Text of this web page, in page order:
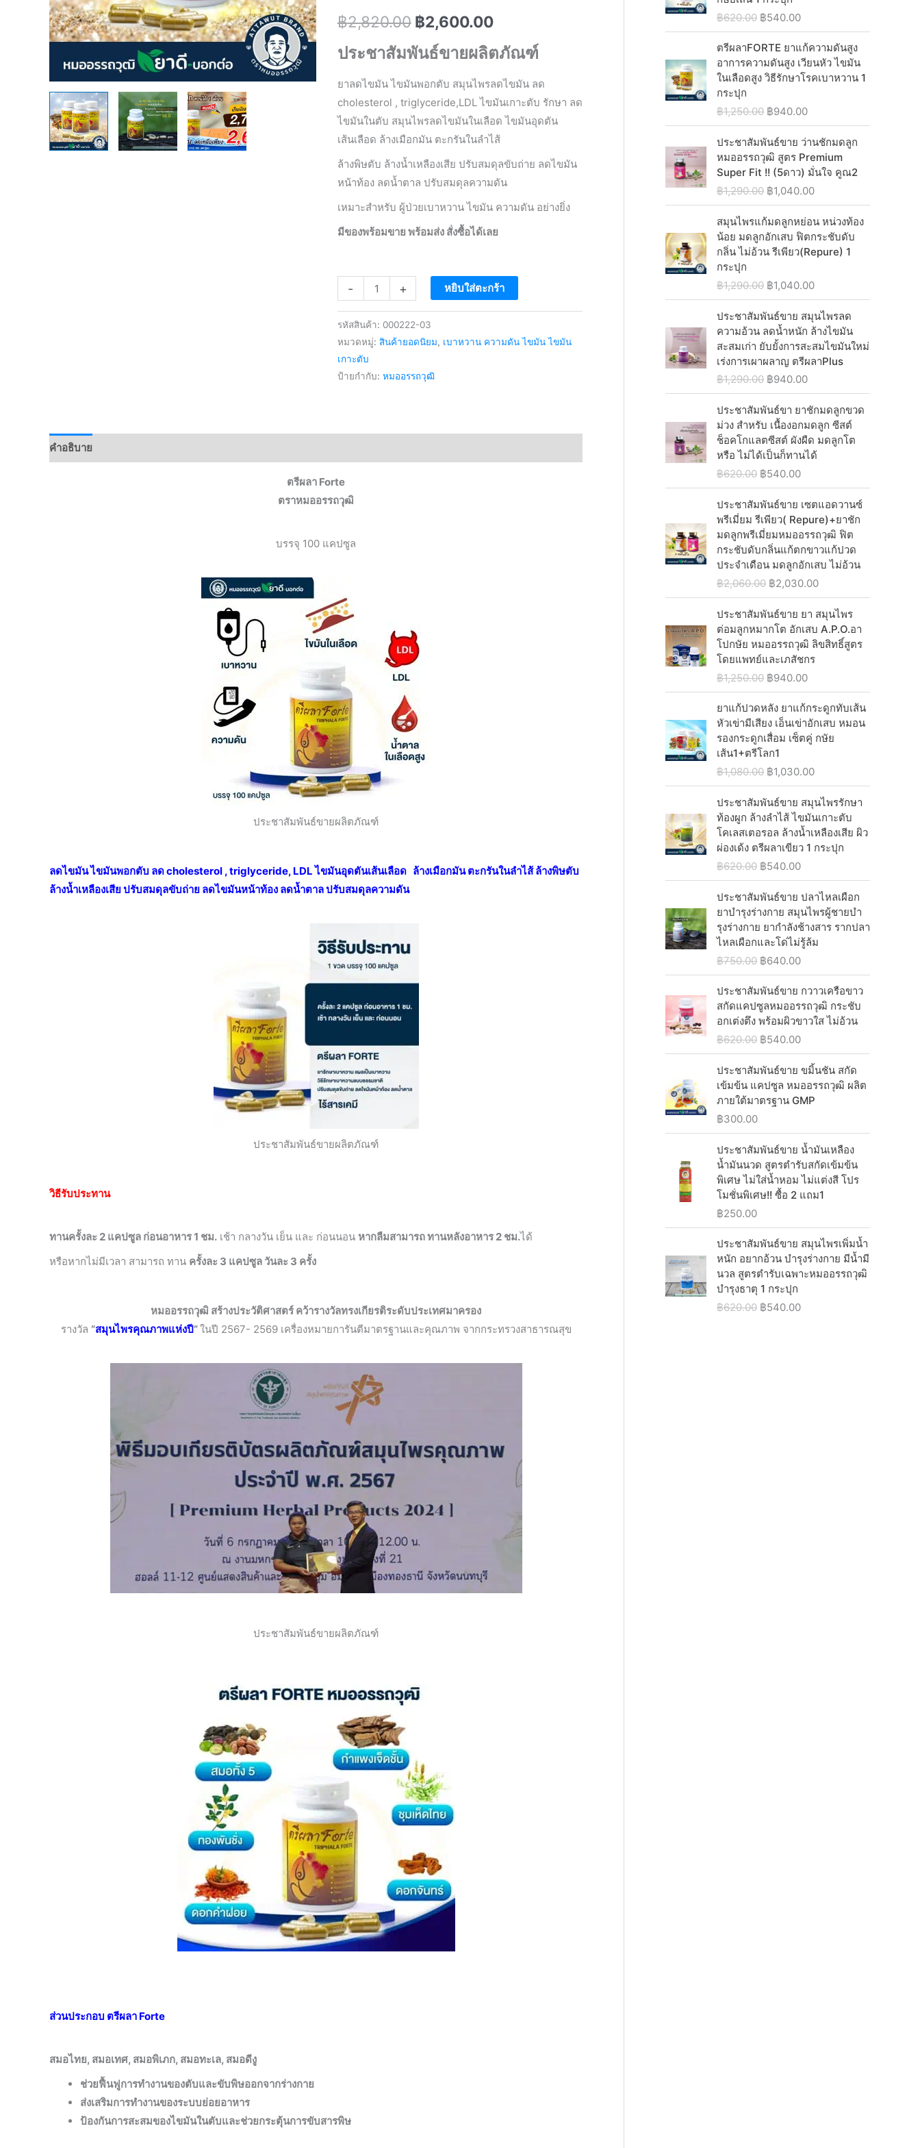
฿2,820.00 Original
price
was:
฿2,820.00.
฿2,600.00Current
price
is:
฿2,600.00.
ประชาสัมพันธ์ขายผลิตภัณฑ์
ยาลดไขมัน ไขมันพอกตับ สมุนไพรลดไขมัน ลด
cholesterol , triglyceride,LDL ไขมันเกาะตับ รักษา ลด
ไขมันในตับ สมุนไพรลดไขมันในเลือด ไขมันอุดตัน
เส้นเลือด ล้างเมือกมัน ตะกรันในลำไส้
ล้างพิษตับ ล้างน้ำเหลืองเสีย ปรับสมดุลขับถ่าย ลดไขมัน
หน้าท้อง ลดน้ำตาล ปรับสมดุลความดัน
เหมาะสำหรับ ผู้ป่วยเบาหวาน ไขมัน ความดัน อย่างยิ่ง
มีของพร้อมขาย พร้อมส่ง สั่งซื้อได้เลย
-
ตรีผลาFORTE
สมุนไพร
ลด
ไข
มัน
วิธี
มัน
ใน
ไข
ตับ
ฟื้นฟู
ไต
รวม
ดี
มา
จาก
ข้าง
ใน
ระบบ
ลัง
เห็น
กระปุก
ชิ้น
+ หยิบใส่ตะกร้า
รหัสสินค้า: 000222-03
หมวดหมู่: สินค้ายอดนิยม, เบาหวาน ความดัน ไขมัน ไขมัน
เกาะตับ
ป้ายกำกับ: หมออรรถวุฒิ
คำอธิบาย
ตรีผลา Forte
ตราหมออรรถวุฒิ
บรรจุ 100 แคปซูล
ประชาสัมพันธ์ขายผลิตภัณฑ์
ลดไขมัน ไขมันพอกตับ ลด cholesterol , triglyceride, LDL ไขมันอุดตันเส้นเลือด ล้างเมือกมัน ตะกรันในลำไส้ ล้างพิษตับ
ล้างน้ำเหลืองเสีย ปรับสมดุลขับถ่าย ลดไขมันหน้าท้อง ลดน้ำตาล ปรับสมดุลความดัน
ประชาสัมพันธ์ขายผลิตภัณฑ์
วิธีรับประทาน
ทานครั้งละ 2 แคปซูล ก่อนอาหาร 1 ชม. เช้า กลางวัน เย็น และ ก่อนนอน หากลืมสามารถ ทานหลังอาหาร 2 ชม.ได้
หรือหากไม่มีเวลา สามารถ ทาน ครั้งละ 3 แคปซูล วันละ 3 ครั้ง
หมออรรถวุฒิ สร้างประวัติศาสตร์ คว้ารางวัลทรงเกียรติระดับประเทศมาครอง
รางวัล “สมุนไพรคุณภาพแห่งปี”ในปี 2567- 2569 เครื่องหมายการันตีมาตรฐานและคุณภาพ จากกระทรวงสาธารณสุข
ประชาสัมพันธ์ขายผลิตภัณฑ์
ส่วนประกอบ ตรีผลา Forte
สมอไทย, สมอเทศ, สมอพิเภก, สมอทะเล, สมอดีงู
ช่วยฟื้นฟูการทำงานของตับและขับพิษออกจากร่างกาย
ส่งเสริมการทำงานของระบบย่อยอาหาร
ป้องกันการสะสมของไขมันในตับและช่วยกระตุ้นการขับสารพิษ
n
l
p
r
e
a
s
:
฿
1
,
5
8
.
0
0
.
p
r
i
:
฿
1
,
5
3
0
.
0
.
฿620.00 O
r
i
g
i
a
p
r
i
e
a
s
:
6
2
0
.
0
0
.
฿540.00C
u
r
r
e
t
r
i
c
e
i
:
฿
5
0
.
0
0
.
ตรีผลาFORTE ยาแก้ความดันสูง
อาการความดันสูง เวียนหัว ไขมัน
ในเลือดสูง วิธีรักษาโรคเบาหวาน 1
กระปุก
฿1,250.00 O
r
i
g
i
n
l
p
r
e
a
s
:
฿
1
,
2
5
0
.
0
0
.
฿940.00C
u
r
r
e
n
p
r
i
i
:
฿
9
4
0
.
0
0
.
ประชาสัมพันธ์ขาย ว่านชักมดลูก
หมออรรถวุฒิ สูตร Premium
Super Fit !! (5ดาว) มั่นใจ คูณ2
฿1,290.00 O
r
i
g
i
a
p
r
i
c
w
s
:
฿
1
,
2
9
0
.
0
0
฿1,040.00C
u
r
r
e
t
r
i
c
e
฿
1
0
0
.
0
0
.
สมุนไพรแก้มดลูกหย่อน หน่วงท้อง
น้อย มดลูกอักเสบ ฟิตกระชับดับ
กลิ่น ไม่อ้วน รีเพียว(Repure) 1
กระปุก
฿1,290.00 O
r
i
g
i
n
a
p
r
i
c
w
s
:
฿
1
,
2
9
0
.
0
0
.
฿1,040.00C
u
r
r
e
n
r
i
c
e
฿
1
,
0
4
0
.
0
0
.
ประชาสัมพันธ์ขาย สมุนไพรลด
ความอ้วน ลดน้ำหนัก ล้างไขมัน
สะสมเก่า ยับยั้งการสะสมไขมันใหม่
เร่งการเผาผลาญ ตรีผลาPlus
฿1,290.00 O
r
i
g
i
n
a
p
r
i
c
e
a
:
฿
1
,
2
9
0
.
0
0
.
฿940.00C
u
r
r
e
n
r
i
c
e
i
:
9
4
0
.
0
0
.
ประชาสัมพันธ์ขา ยาชักมดลูกขวด
ม่วง สำหรับ เนื้องอกมดลูก ซีสต์
ช็อคโกแลตซีสต์ ผังผืด มดลูกโต
หรือ ไม่ได้เป็นก็ทานได้
฿620.00 O
r
i
g
i
n
a
l
r
i
c
e
a
:
฿
6
2
0
.
0
0
.
฿540.00C
u
r
r
e
n
t
p
i
c
e
i
:
5
4
0
0
0
.
ประชาสัมพันธ์ขาย เซตแอดวานซ์
พรีเมี่ยม รีเพียว( Repure)+ยาชัก
มดลูกพรีเมี่ยมหมออรรถวุฒิ ฟิต
กระชับดับกลิ่นแก้ตกขาวแก้ปวด
ประจำเดือน มดลูกอักเสบ ไม่อ้วน
฿2,060.00 O
r
i
g
i
n
a
p
r
i
c
w
s
:
฿
2
,
0
6
0
.
0
0
.
฿2,030.00C
u
r
r
e
i
c
:
฿
2
,
0
0
.
0
0
ประชาสัมพันธ์ขาย ยา สมุนไพร
ต่อมลูกหมากโต อักเสบ A.P.O.อา
โปกษัย หมออรรถวุฒิ ลิขสิทธิ์สูตร
โดยแพทย์และเภสัชกร
฿1,250.00 O
r
i
g
i
n
a
p
r
i
c
w
s
:
฿
1
,
2
5
0
.
0
0
.
฿940.00C
u
r
r
e
t
r
i
c
e
฿
9
4
0
0
0
.
ยาแก้ปวดหลัง ยาแก้กระดูกทับเส้น
หัวเข่ามีเสียง เอ็นเข่าอักเสบ หมอน
รองกระดูกเสื่อม เซ็ตคู่ กษัย
เส้น1+ตรีโลก1
฿1,080.00 O
r
i
g
i
n
a
p
r
i
c
w
s
:
฿
1
,
0
8
0
0
0
.
฿1,030.00C
u
r
r
e
n
r
i
c
e
฿
1
,
3
0
.
0
.
ประชาสัมพันธ์ขาย สมุนไพรรักษา
ท้องผูก ล้างลำไส้ ไขมันเกาะตับ
โคเลสเตอรอล ล้างน้ำเหลืองเสีย ผิว
ผ่องเด้ง ตรีผลาเขียว 1 กระปุก
฿620.00 O
r
i
g
i
n
a
p
r
i
e
a
s
:
6
2
0
.
0
.
฿540.00C
u
r
r
e
n
t
r
i
c
฿
5
0
.
0
0
.
ประชาสัมพันธ์ขาย ปลาไหลเผือก
ยาบำรุงร่างกาย สมุนไพรผู้ชายบํา
รุงร่างกาย ยากำลังช้างสาร รากปลา
ไหลเผือกและโด่ไม่รู้ล้ม
฿750.00 O
r
i
g
i
n
l
p
r
w
a
s
:
7
5
0
.
0
0
฿640.00C
u
r
r
e
n
p
r
i
s
:
฿
6
0
.
0
0
ประชาสัมพันธ์ขาย กวาวเครือขาว
สกัดแคปซูลหมออรรถวุฒิ กระชับ
อกเต่งตึง พร้อมผิวขาวใส ไม่อ้วน
฿620.00 O
r
i
g
i
l
p
r
i
a
s
:
฿
6
฿540.00C
u
r
r
e
p
r
i
c
:
฿
5
0
ประชาสัมพันธ์ขาย ขมิ้นชัน สกัด
เข้มข้น แคปซูล หมออรรถวุฒิ ผลิต
ภายใต้มาตรฐาน GMP
฿300.00
ประชาสัมพันธ์ขาย น้ำมันเหลือง
น้ำมันนวด สูตรตำรับสกัดเข้มข้น
พิเศษ ไม่ใส่น้ำหอม ไม่แต่งสี โปร
โมชั่นพิเศษ!! ซื้อ 2 แถม1
฿250.00
ประชาสัมพันธ์ขาย สมุนไพรเพิ่มน้ำ
หนัก อยากอ้วน บำรุงร่างกาย มีน้ำมี
นวล สูตรตำรับเฉพาะหมออรรถวุฒิ
บำรุงธาตุ 1 กระปุก
฿620.00 O
฿540.00C